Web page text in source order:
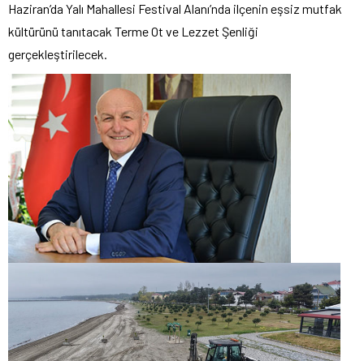
Haziran’da Yalı Mahallesi Festival Alanı’nda ilçenin eşsiz mutfak
kültürünü tanıtacak Terme Ot ve Lezzet Şenliği
gerçekleştirilecek.